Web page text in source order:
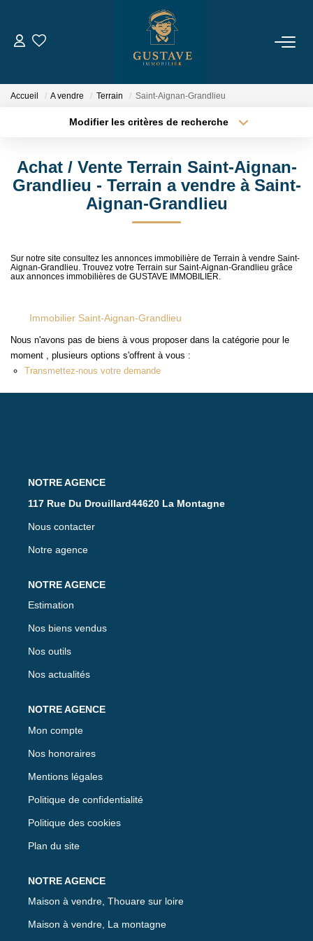
ACHETER
NOTRE AGENCE
Notre Équipe
Nous Rejoindre
CONTACT
Accueil A vendre Terrain Saint-Aignan-Grandlieu
Modifier les critères de recherche
Sélectionnez...
Type de bien
Achat / Vente Terrain Saint-Aignan-
Grandlieu - Terrain a vendre à Saint-
Aignan-Grandlieu
Sur notre site consultez les annonces immobilière de Terrain à vendre Saint-
Aignan-Grandlieu. Trouvez votre Terrain sur Saint-Aignan-Grandlieu grâce
aux annonces immobilières de GUSTAVE IMMOBILIER.
Immobilier Saint-Aignan-Grandlieu
Nous n'avons pas de biens à vous proposer dans la catégorie pour le
moment , plusieurs options s'offrent à vous :
Transmettez-nous votre demande
117 Rue Du Drouillard44620 La Montagne
Nous contacter
Notre agence
Estimation
Nos biens vendus
Nos outils
Nos actualités
Mon compte
Nos honoraires
Mentions légales
Politique de confidentialité
Politique des cookies
Plan du site
Maison à vendre, Thouare sur loire
Maison à vendre, La montagne